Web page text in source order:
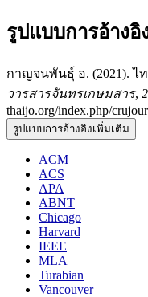
รูปแบบการอ้างอิ
กาญจนพันธุ์ อ. (2021). ไ
วารสารจันทรเกษมสาร,
thaijo.org/index.php/
รูปแบบการอ้างอิงเพิ่มเติม
ACM
ACS
APA
ABNT
Chicago
Harvard
IEEE
MLA
Turabian
Vancouver